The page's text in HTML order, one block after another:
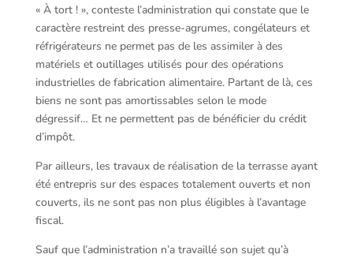
« À tort ! », conteste l’administration qui constate que le
caractère restreint des presse-agrumes, congélateurs et
réfrigérateurs ne permet pas de les assimiler à des
matériels et outillages utilisés pour des opérations
industrielles de fabrication alimentaire. Partant de là, ces
biens ne sont pas amortissables selon le mode
dégressif… Et ne permettent pas de bénéficier du crédit
d’impôt.
Par ailleurs, les travaux de réalisation de la terrasse ayant
été entrepris sur des espaces totalement ouverts et non
couverts, ils ne sont pas non plus éligibles à l’avantage
fiscal.
Sauf que l’administration n’a travaillé son sujet qu’à